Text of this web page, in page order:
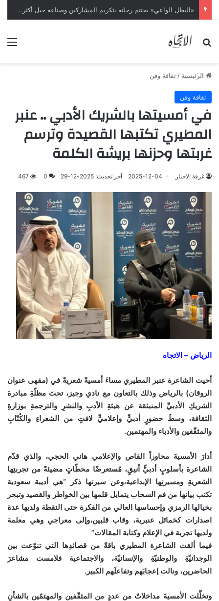
«البطل الواعي» يختتم رحلته بتكريم المشاركين وصناعة جيل أكثر وعياً
بحث عن
الرئيسية / ثقافة وفن
ثقافة وفن
في أمسيتها بالشريك الأدبي .. عنبر
المطيري تكتبها القصيدة وترسم
غربتها وحزنها بريشة الكلمة
غرفة الاخبار 2025-12-04 آخر تحديث: 2025-12-29 0
467
الرياض – الاتجاه
أحيت الشاعرة عنبر المطيري مساءَ أمسيةً شعريةً في (مقهى عنوان
الروقان) بالرياض وذلك بالتعاون مع نادي وجيز، تحتَ مظلّةِ مبادرة
الشريكِ الأدبيِّ المنبثقة عن هيئةِ الأدبِ والنشرِ والترجمةِ بوزارةِ
الثقافة، وسطَ حضورٍ أدبيٍّ وإعلاميٍّ لافتٍ من الشعراءِ والكُتّابِ
والمثقّفين والأدباء والمهتمين.
أدارَ الأمسيةَ محاوراً القاص والإعلامي هاني الحجي، والذي قدّم
الشاعرة بأسلوبٍ أدبيٍّ أنيقٍ، مُستعرضًا محطّاتٍ مضيئةً من تجربتِها
الشعريةِ ومسيرتِها الإبداعية،وعن سيرتها ذكر “هي أديبة سعودية
تكتب بيانها من فم السحاب يتمايل قلمها بين الخواطر والقصيد وتبحر
بخيالها الرمزي وإحساسها العالي من الفكرة حتى النقطة ولديها عدة
اصدارات كخمائل عنبرية، وقاب قلبين،وإلى معراجي وهي معلمة
ولديها تجربة في الإعلام وكتابة المقالات”
فيما ألقت الشاعرة المطيري باقةً من قصائدِها التي تنوّعت بين
الوجدانيّةِ والوطنيّةِ والإنسانيّة، والاجتماعية فلامست مشاعرَ
الحاضرين، ونالت إعجابَهم وتفاعلَهم الكبير.
وتخلَّلت الأمسيةَ مداخلاتٌ من عددٍ من المثقّفين والمهتمّين بالشأنِ